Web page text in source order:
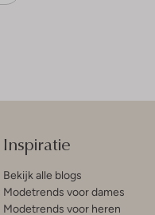
Inspiratie
Bekijk alle blogs
Modetrends voor dames
Modetrends voor heren